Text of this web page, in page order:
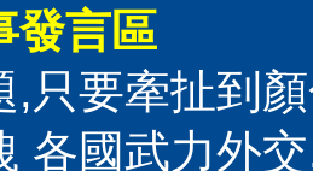
發言區
,只要牽扯到
各國武力外